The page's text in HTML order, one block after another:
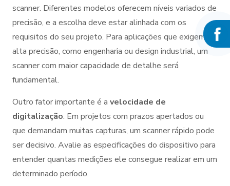
scanner. Diferentes modelos oferecem níveis variados de
precisão, e a escolha deve estar alinhada com os
requisitos do seu projeto. Para aplicações que exigem
alta precisão, como engenharia ou design industrial, um
scanner com maior capacidade de detalhe será
fundamental.
Outro fator importante é a velocidade de
digitalização. Em projetos com prazos apertados ou
que demandam muitas capturas, um scanner rápido pode
ser decisivo. Avalie as especificações do dispositivo para
entender quantas medições ele consegue realizar em um
determinado período.